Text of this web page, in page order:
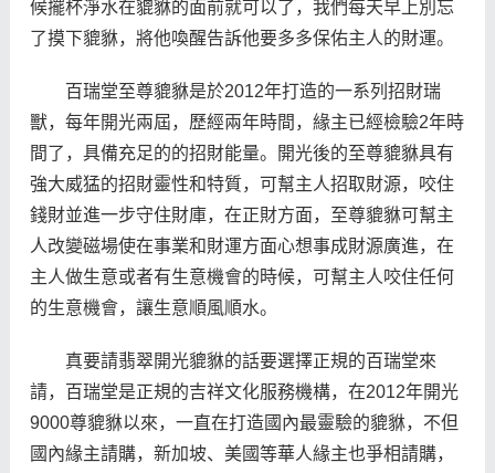
候擺杯淨水在貔貅的面前就可以了，我們每天早上別忘
了摸下貔貅，將他喚醒告訴他要多多保佑主人的財運。
百瑞堂至尊貔貅是於2012年打造的一系列招財瑞
獸，每年開光兩屆，歷經兩年時間，緣主已經檢驗2年時
間了，具備充足的的招財能量。開光後的至尊貔貅具有
強大威猛的招財靈性和特質，可幫主人招取財源，咬住
錢財並進一步守住財庫，在正財方面，至尊貔貅可幫主
人改變磁場使在事業和財運方面心想事成財源廣進，在
主人做生意或者有生意機會的時候，可幫主人咬住任何
的生意機會，讓生意順風順水。
真要請翡翠開光貔貅的話要選擇正規的百瑞堂來
請，百瑞堂是正規的吉祥文化服務機構，在2012年開光
9000尊貔貅以來，一直在打造國內最靈驗的貔貅，不但
國內緣主請購，新加坡、美國等華人緣主也爭相請購，